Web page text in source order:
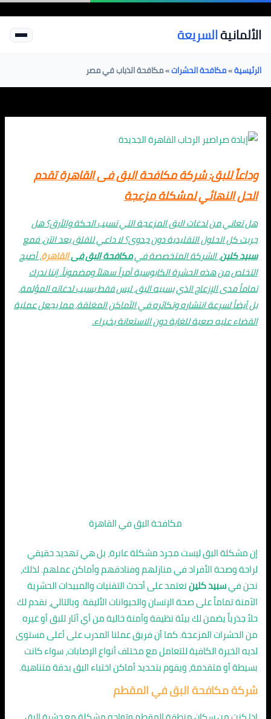
تخطي
المحتوى
الألمانيةالسريعة
الرئيسية»مكافحة الحشرات»مكافحة الذباب في مصر
وداعاً للبق: شركة مكافحة البق فى القاهرة تقدم
الحل النهائي لمشكلة مزعجة
هل تعاني من لدغات البق المزعجة التي تسبب الحكة والأرق؟ هل
جربت كل الحلول التقليدية دون جدوى؟ لا داعي للقلق بعد الآن، فمع
سبيد كلين، الشركة المتخصصة فيمكافحة البق فىالقاهرة، أصبح
التخلص من هذه الحشرة الكابوسية أمراً سهلاً ومضموناً. إننا ندرك
تماماً مدى الإزعاج الذي يسببه البق، ليس فقط بسبب لدغاته المؤلمة،
بل أيضاً لسرعة انتشاره وتكاثره في الأماكن المغلقة، مما يجعل عملية
القضاء عليه صعبة للغاية دون الاستعانة بخبراء.
مكافحة البق في القاهرة
إن مشكلة البق ليست مجرد مشكلة عابرة، بل هي تهديد حقيقي
لراحة وصحة الأفراد في منازلهم وفنادقهم وأماكن عملهم. لذلك،
نحن فيسبيد كليننعتمد على أحدث التقنيات والمبيدات الحشرية
الآمنة تماماً على صحة الإنسان والحيوانات الأليفة. وبالتالي، نقدم لك
حلاً جذرياً يضمن لك بيئة نظيفة وآمنة خالية من أي آثار للبق أو غيره
من الحشرات المزعجة. كما أن فريق عملنا المدرب على أعلى مستوى
لديه الخبرة الكافية للتعامل مع مختلف أنواع الإصابات، سواء كانت
بسيطة أو متقدمة، ويقوم بتحديد أماكن اختباء البق بدقة متناهية.
شركة مكافحة البق في المقطم
اكتب
اسم*
Email*
الموقع